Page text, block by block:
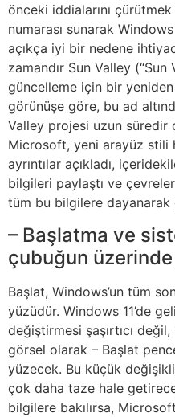
önceki iddialarını
numarası sunarak
açıkça iyi bir nedene
zamandır Sun Valley (“Sun
güncelleme için bir yeniden
görünüşe göre, bu ad
Valley projesi uzun süredir
Microsoft, yeni arayüz stili
ayrıntılar açıkladı,
bilgileri paylaştı ve
tüm bu bilgilere
– Başlatma ve
çubuğun
Başlat, Windows’un tüm
yüzüdür. Windows 11’de
değiştirmesi şaşırtıcı
görsel olarak – Başlat
yüzecek. Bu küçük
çok daha taze hale
bilgilere bakılırsa, Microsoft